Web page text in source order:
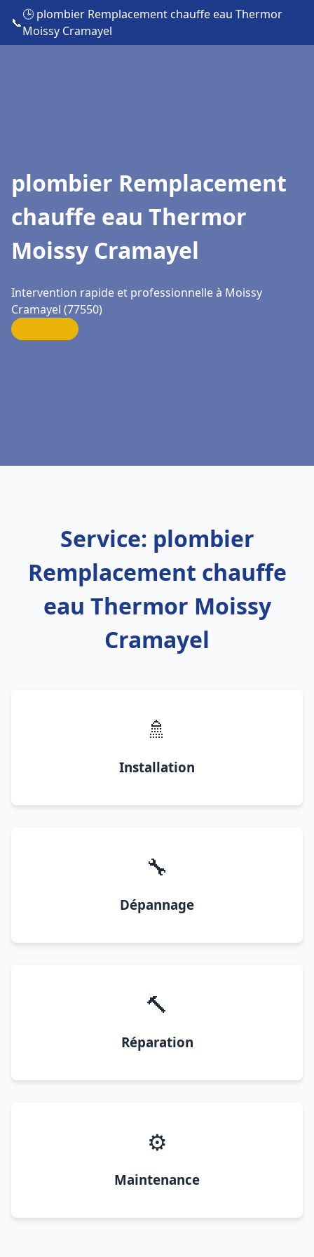
📞
🕒 plombier Remplacement chauffe eau Thermor
Moissy Cramayel
plombier Remplacement
chauffe eau Thermor
Moissy Cramayel
Intervention rapide et professionnelle à Moissy
Cramayel (77550)
Service: plombier
Remplacement chauffe
eau Thermor Moissy
Cramayel
🚿
Installation
🔧
Dépannage
🔨
Réparation
⚙️
Maintenance